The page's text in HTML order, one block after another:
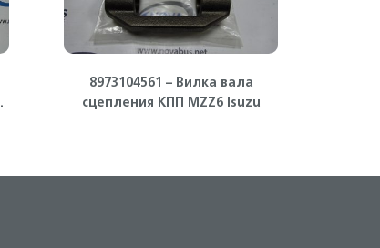
8973104561 – Вилка вала
сцепления КПП MZZ6 Isuzu